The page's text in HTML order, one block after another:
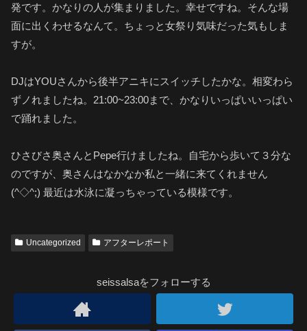
発です。かなりの人が集まりました。幸せですね。そんな場
面に出くわせるなんて。ちょっと女祭り気味だった気もしま
すが。
DJはYOUさんから後半アニキにスイッチしたかな。相変わら
ずノれましたね。21:00~23:00まで、かなりいっぱいいっぱい
で踊れました。
ひさびさ奥さんとPepe行けましたね。自宅から歩いて３分な
のですが、奥さんはなかなか私と一緒に来てくれません
(^◇^;) 最近は水泳に凝っちゃっている模様です。
Uncategorized アフターレポート
seissalsaをフォローする